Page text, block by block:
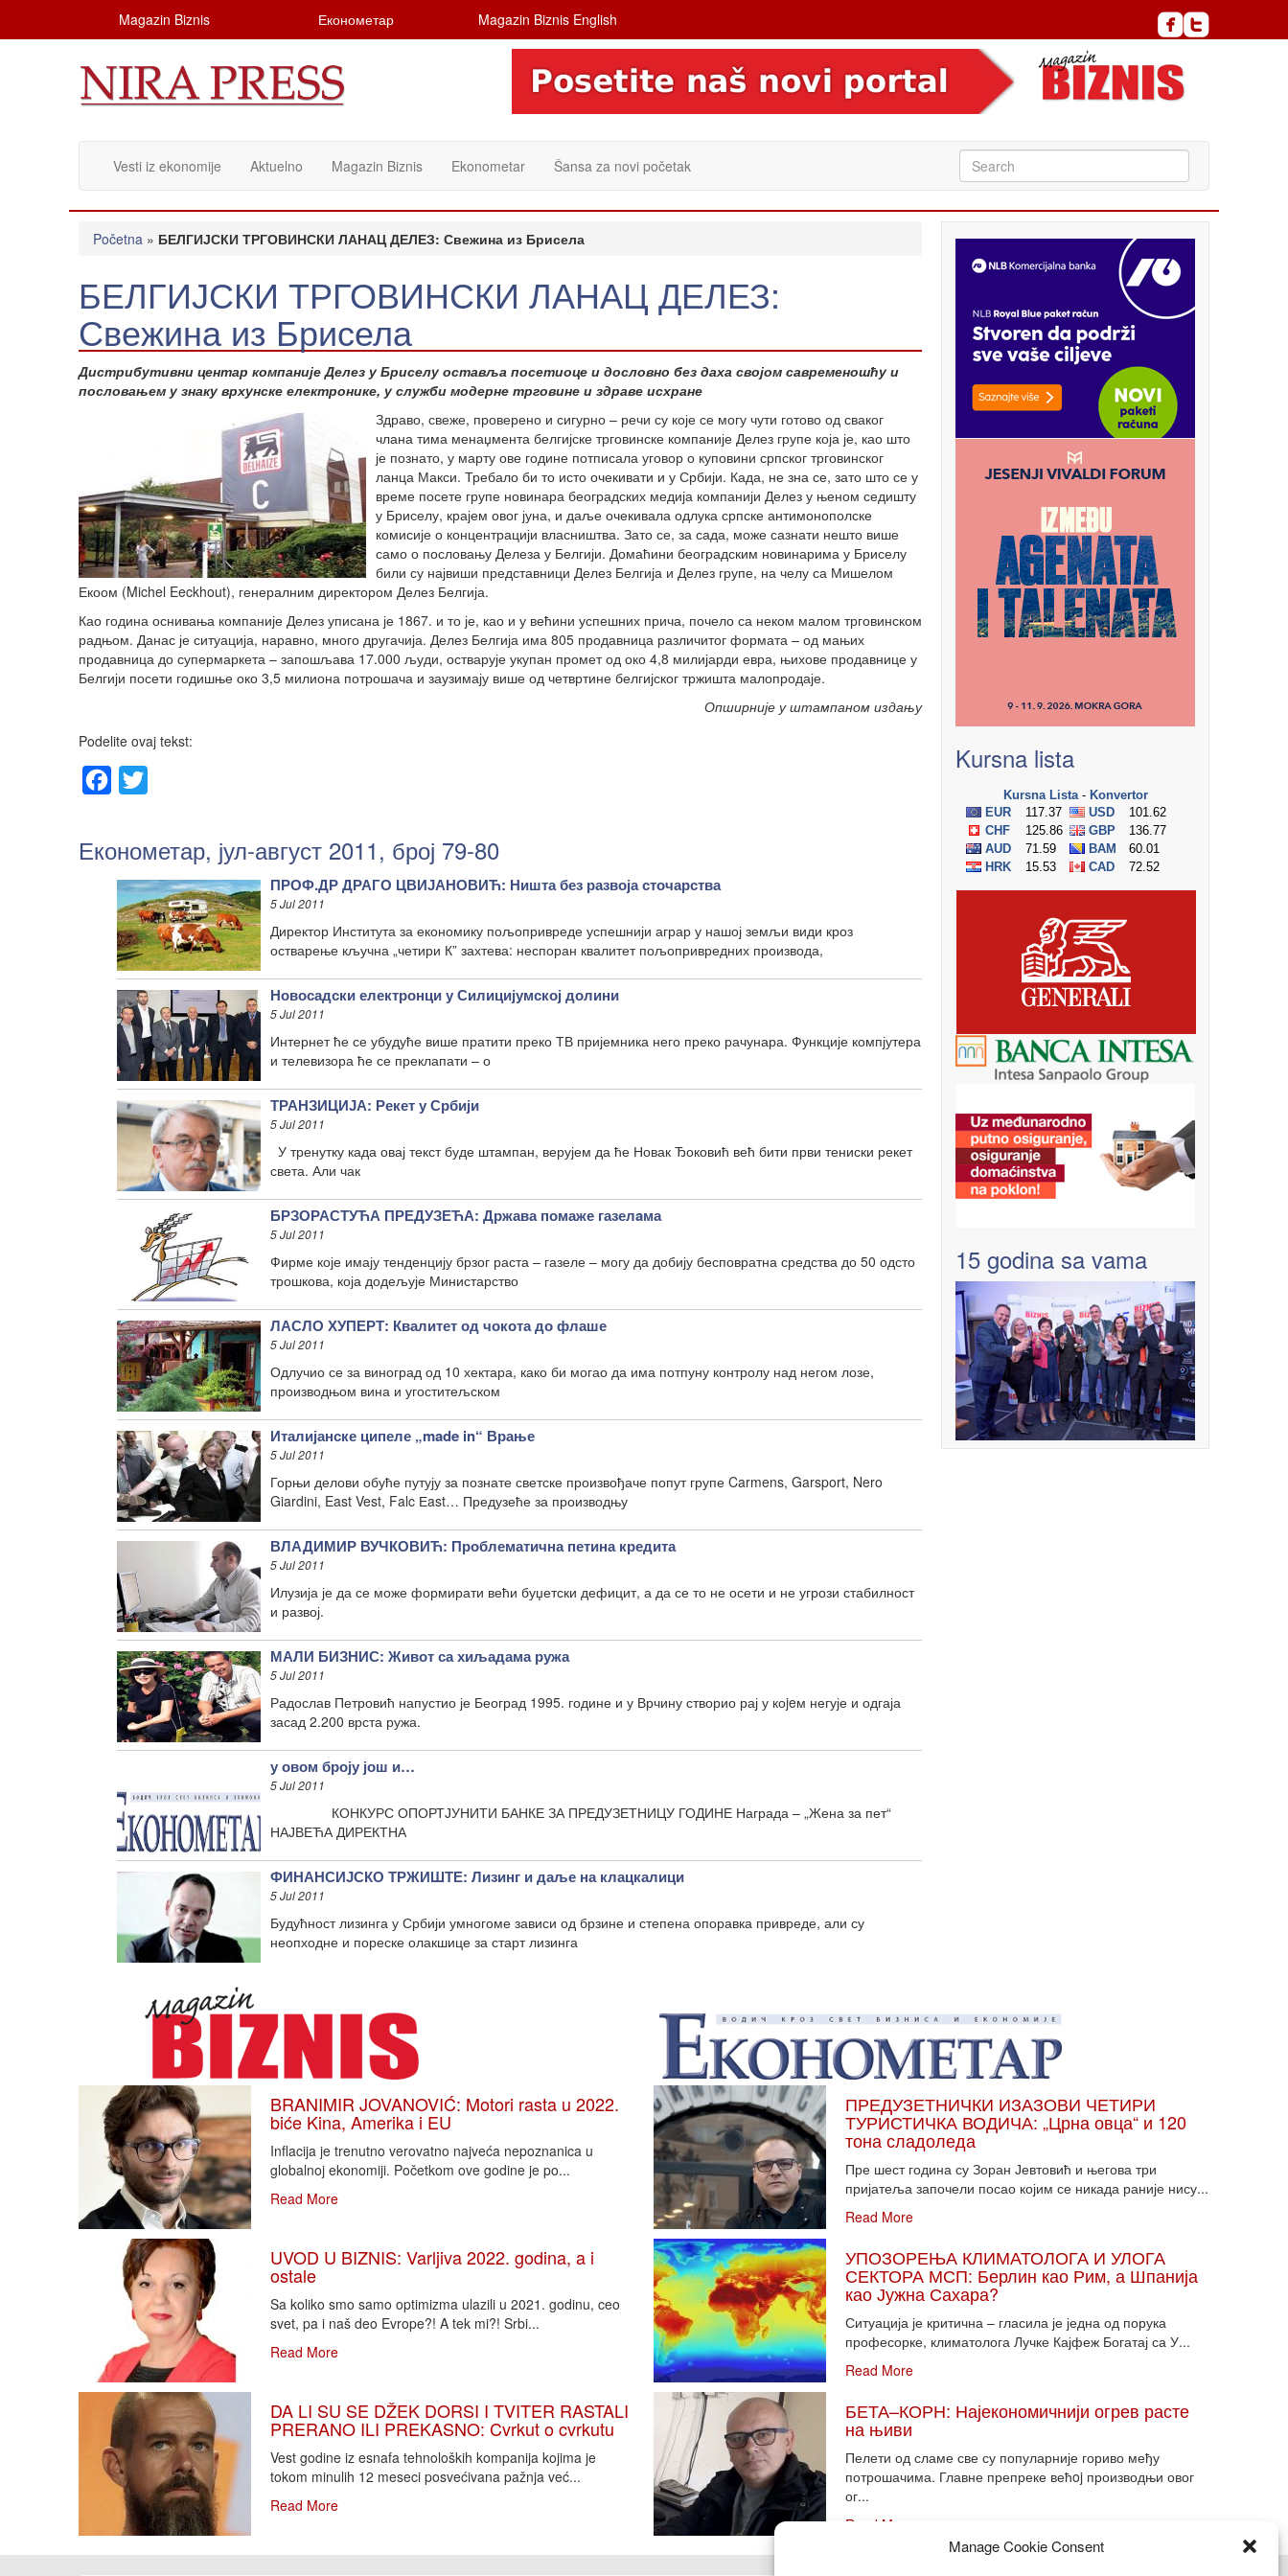
Manage Cookie Consent
Magazin Biznis Економетар Magazin Biznis English
Vesti iz ekonomije Aktuelno Magazin Biznis Ekonometar Šansa za novi početak
Početna » БЕЛГИЈСКИ ТРГОВИНСКИ ЛАНАЦ ДЕЛЕЗ: Свежина из Брисела
БЕЛГИЈСКИ ТРГОВИНСКИ ЛАНАЦ ДЕЛЕЗ:
Свежина из Брисела
Дистрибутивни центар компаније Делез у Бриселу оставља посетиоце и дословно без даха својом савременошћу и
пословањем у знаку врхунске електронике, у служби модерне трговине и здраве исхране
Здраво, свеже, проверено и сигурно – речи су које се могу чути готово од сваког
члана тима менаџмента белгијске трговинске компаније Делез групе која је, као што
је познато, у марту ове године потписала уговор о куповини српског трговинског
ланца Макси. Требало би то исто очекивати и у Србији. Када, не зна се, зато што се у
време посете групе новинара београдских медија компанији Делез у њеном седишту
у Бриселу, крајем овог јуна, и даље очекивала одлука српске антимонополске
комисије о концентрацији власништва. Зато се, за сада, може сазнати нешто више
само о пословању Делеза у Белгији. Домаћини београдским новинарима у Бриселу
били су највиши представници Делез Белгија и Делез групе, на челу са Мишелом
Екоом (Michel Eeckhout), генералним директором Делез Белгија.
Као година оснивања компаније Делез уписана је 1867. и то је, као и у већини успешних прича, почело са неком малом трговинском
радњом. Данас је ситуација, наравно, много другачија. Делез Белгија има 805 продавница различитог формата – од мањих
продавница до супермаркета – запошљава 17.000 људи, остварује укупан промет од око 4,8 милијарди евра, њихове продавнице у
Белгији посети годишње око 3,5 милиона потрошача и заузимају више од четвртине белгијског тржишта малопродаје.
Опширније у штампаном издању
Podelite ovaj tekst:
Facebook
Економетар, јул-август 2011, број 79-80
ПРОФ.ДР ДРАГО ЦВИЈАНОВИЋ: Ништа без развоја сточарства
5 Jul 2011
Директор Института за економику пољопривреде успешнији аграр у нашој земљи види кроз
остварење кључна „четири К” захтева: неспоран квалитет пољопривредних производа,
Новосадски електронци у Силицијумској долини
5 Jul 2011
Интернет ће се убудуће више пратити преко ТВ пријемника него преко рачунара. Функције компјутера
и телевизора ће се преклапати – о
ТРАНЗИЦИЈА: Рекет у Србији
5 Jul 2011
У тренутку када овај текст буде штампан, верујем да ће Новак Ђоковић већ бити први тениски рекет
света. Али чак
БРЗОРАСТУЋА ПРЕДУЗЕЋА: Држава помаже газелaма
5 Jul 2011
Фирме које имају тенденцију брзог раста – газеле – могу да добију бесповратна средства до 50 одсто
трошкова, која додељује Министарство
ЛАСЛО ХУПЕРТ: Квалитет од чокота до флаше
5 Jul 2011
Одлучио се за виноград од 10 хектара, како би могао да има потпуну контролу над негом лозе,
производњом вина и угоститељском
Италијанске ципеле „made in“ Врање
5 Jul 2011
Горњи делови обуће путују за познате светске произвођаче попут групе Carmens, Garsport, Nero
Giardini, East Vest, Falc Еast… Предузеће за производњу
ВЛАДИМИР ВУЧКОВИЋ: Проблематична петина кредита
5 Jul 2011
Илузија је да се може формирати већи буџетски дефицит, а да се то не осети и не угрози стабилност
и развој.
МАЛИ БИЗНИС: Живот са хиљадама ружа
5 Jul 2011
Радослав Петровић напустио је Београд 1995. године и у Врчину створио рај у коjeм негује и одгаја
засад 2.200 врста ружа.
у овом броју још и…
5 Jul 2011
КОНКУРС ОПОРТЈУНИТИ БАНКЕ ЗА ПРЕДУЗЕТНИЦУ ГОДИНЕ Награда – „Жена за пет“
НАЈВЕЋА ДИРЕКТНА
ФИНАНСИЈСКО ТРЖИШТЕ: Лизинг и даље на клацкалици
5 Jul 2011
Будућност лизинга у Србији умногоме зависи од брзине и степена опоравка привреде, али су
неопходне и пореске олакшице за старт лизинга
Kursna lista
15 godina sa vama
BRANIMIR JOVANOVIĆ: Motori rasta u 2022.
biće Kina, Amerika i EU
Inflacija je trenutno verovatno najveća nepoznanica u
globalnoj ekonomiji. Početkom ove godine je po...
Read More
UVOD U BIZNIS: Varljiva 2022. godina, a i
ostale
Sa koliko smo samo optimizma ulazili u 2021. godinu, ceo
svet, pa i naš deo Evrope?! A tek mi?! Srbi...
Read More
DA LI SU SE DŽEK DORSI I TVITER RASTALI
PRERANO ILI PREKASNO: Cvrkut o cvrkutu
Vest godine iz esnafa tehnoloških kompanija kojima je
tokom minulih 12 meseci posvećivana pažnja već...
Read More
ПРЕДУЗЕТНИЧКИ ИЗАЗОВИ ЧЕТИРИ
ТУРИСТИЧКА ВОДИЧА: „Црна овца“ и 120
тона сладоледа
Пре шест година су Зоран Јевтовић и његова три
пријатеља започели посао којим се никада раније нису...
Read More
УПОЗОРЕЊА КЛИМАТОЛОГА И УЛОГА
СЕКТОРА МСП: Берлин као Рим, а Шпанија
као Јужна Сахара?
Ситуација је критична – гласила је једна од порука
професорке, климатолога Лучке Кајфеж Богатај са У...
Read More
БЕТА–КОРН: Најекономичнији огрев расте
на њиви
Пелети од сламе све су популарније гориво међу
потрошачима. Главне препреке већoj производњи овог
ог...
Read More